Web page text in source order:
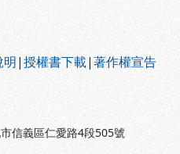
明|授權書下載|著作權宣告
信義區仁愛路4段505號